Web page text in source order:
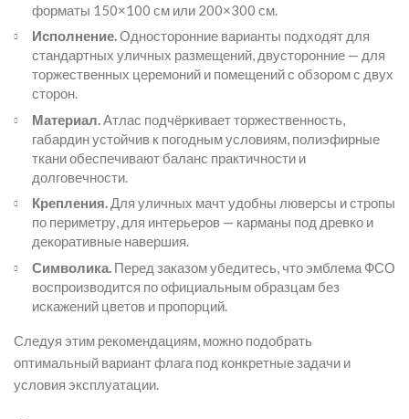
форматы 150×100 см или 200×300 см.
Исполнение.Односторонние варианты подходят для
стандартных уличных размещений, двусторонние — для
торжественных церемоний и помещений с обзором с двух
сторон.
Материал.Атлас подчёркивает торжественность,
габардин устойчив к погодным условиям, полиэфирные
ткани обеспечивают баланс практичности и
долговечности.
Крепления. Для уличных мачт удобны люверсы и стропы
по периметру, для интерьеров — карманы под древко и
декоративные навершия.
Символика. Перед заказом убедитесь, что эмблема ФСО
воспроизводится по официальным образцам без
искажений цветов и пропорций.
Следуя этим рекомендациям, можно подобрать
оптимальный вариант флага под конкретные задачи и
условия эксплуатации.